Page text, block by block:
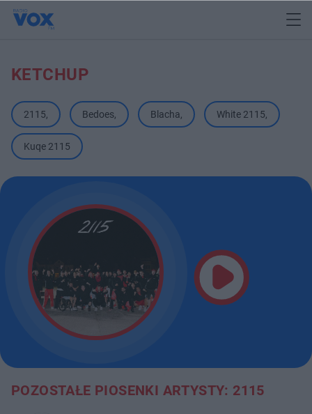
KETCHUP
2115, Bedoes, Blacha, White 2115,
Kuqe 2115
POZOSTAŁE PIOSENKI ARTYSTY: 2115